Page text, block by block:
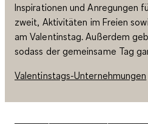
Inspirationen und Anregungen
zweit, Aktivitäten im Freien
am Valentinstag. Außerdem
sodass der gemeinsame Tag
Valentinstags-Unternehmungen